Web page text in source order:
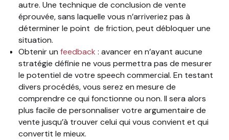
autre. Une technique de conclusion de vente
éprouvée, sans laquelle vous n’arriveriez pas à
déterminer le point de friction, peut débloquer une
situation.
Obtenir un feedback : avancer en n’ayant aucune
stratégie définie ne vous permettra pas de mesurer
le potentiel de votre speech commercial. En testant
divers procédés, vous serez en mesure de
comprendre ce qui fonctionne ou non. Il sera alors
plus facile de personnaliser votre argumentaire de
vente jusqu’à trouver celui qui vous convient et qui
convertit le mieux.